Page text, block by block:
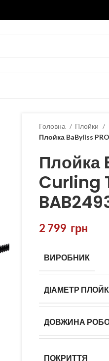
Головна
Плойки
Плойка BaByliss
Плойка
Curling
2 799 грн
ВИРОБНИК
ДІАМЕТР
ДОВЖИНА
ПОКРИТТЯ